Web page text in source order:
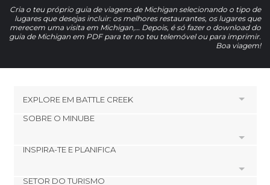
Cria o teu próprio guia de viagens de Michigan selecionando o tipo de
lugares que desejas incluir: os melhores restaurantes, os lugares que
merecem uma visita em Michigan,… Depois, é só fazer o download do
guia de Michigan em PDF para ter no teu telemóvel ou para imprimir.
Boa viagem!
EXPLORE EM BATTLE CREEK
Hotéis em Galesburg
Hotéis em Union City
SOBRE O MINUBE
Cookies
INSPIRA-TE E PLANIFICA
SETOR DO TURISMO